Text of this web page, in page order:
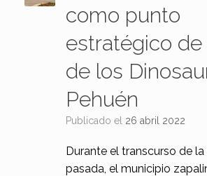
como punto
estratégico de
de los
Pehuén
Publicado el 26 abril 2022
Durante el transcurso de
pasada, el municipio